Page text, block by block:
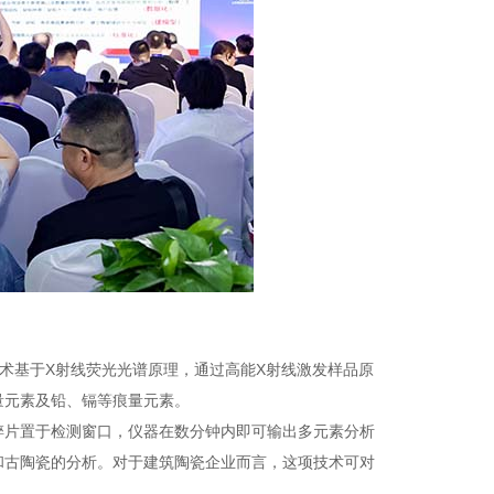
基于X射线荧光光谱原理，通过高能X射线激发样品原
素及铅、镉等痕量元素。
置于检测窗口，仪器在数分钟内即可输出多元素分析
陶瓷的分析。对于建筑陶瓷企业而言，这项技术可对